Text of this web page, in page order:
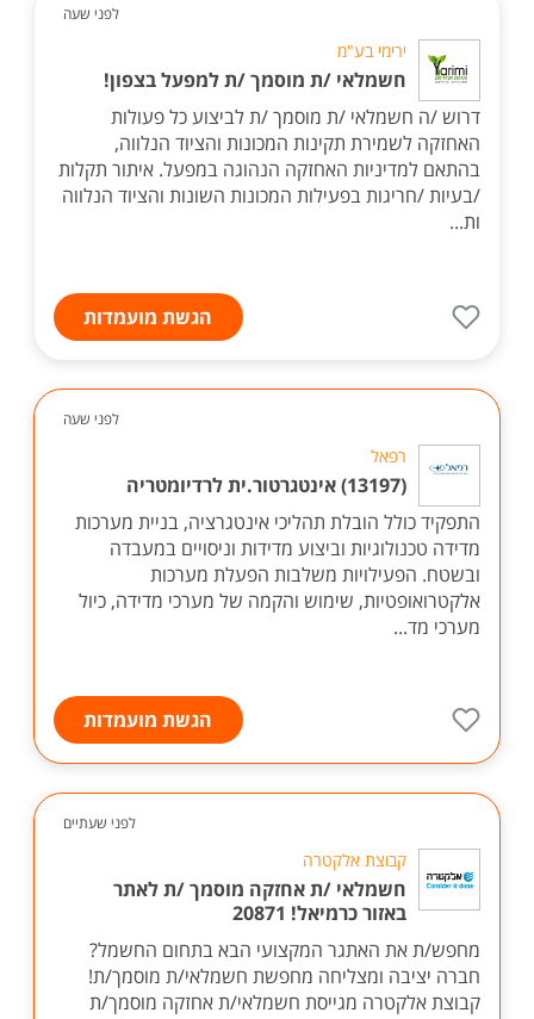
לפני שעה
ירימי בע"מ
חשמלאי /ת מוסמך /ת למפעל בצפון!
דרוש /ה חשמלאי /ת מוסמך /ת לביצוע כל פעולות
האחזקה לשמירת תקינות המכונות והציוד הנלווה,
בהתאם למדיניות האחזקה הנהוגה במפעל. איתור תקלות
/בעיות /חריגות בפעילות המכונות השונות והציוד הנלווה
ות...
הגשת מועמדות
לפני שעה
רפאל
(13197) אינטגרטור.ית לרדיומטריה
התפקיד כולל הובלת תהליכי אינטגרציה, בניית מערכות
מדידה טכנולוגיות וביצוע מדידות וניסויים במעבדה
ובשטח. הפעילויות משלבות הפעלת מערכות
אלקטרואופטיות, שימוש והקמה של מערכי מדידה, כיול
מערכי מד...
הגשת מועמדות
לפני שעתיים
קבוצת אלקטרה
חשמלאי /ת אחזקה מוסמך /ת לאתר
באזור כרמיאל! 20871
מחפש/ת את האתגר המקצועי הבא בתחום החשמל?
חברה יציבה ומצליחה מחפשת חשמלאי/ת מוסמך/ת!
קבוצת אלקטרה מגייסת חשמלאי/ת אחזקה מוסמך/ת